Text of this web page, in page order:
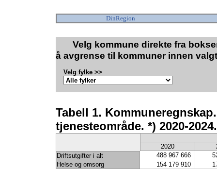
DinRegion
Velg kommune direkte fra
å avgrense til kommuner innen
Velg fylke >>
Tabell 1.
tjenesteområde. *) 2020-
2020
Driftsutgifter i alt
Helse og omsorg
488 967 666
154 179 910